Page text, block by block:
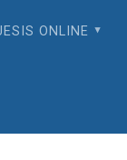
ONLINE